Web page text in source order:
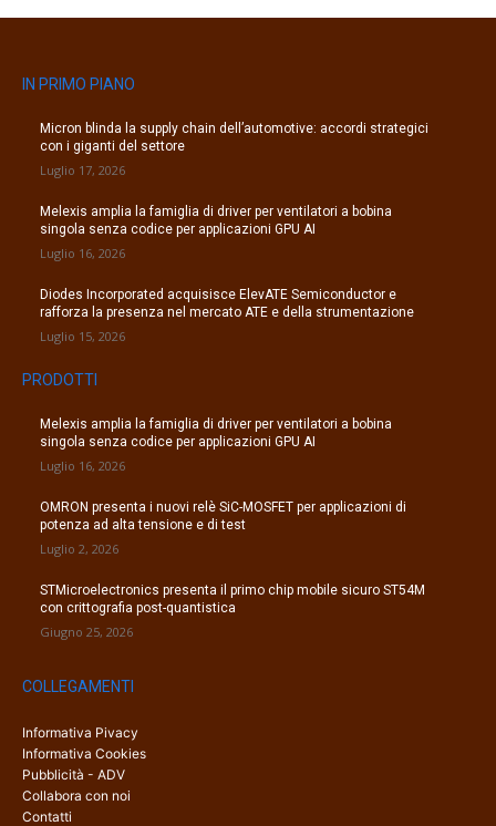
IN PRIMO PIANO
Micron blinda la supply chain dell’automotive: accordi strategici
con i giganti del settore
Luglio 17, 2026
Melexis amplia la famiglia di driver per ventilatori a bobina
singola senza codice per applicazioni GPU AI
Luglio 16, 2026
Diodes Incorporated acquisisce ElevATE Semiconductor e
rafforza la presenza nel mercato ATE e della strumentazione
Luglio 15, 2026
PRODOTTI
Melexis amplia la famiglia di driver per ventilatori a bobina
singola senza codice per applicazioni GPU AI
Luglio 16, 2026
OMRON presenta i nuovi relè SiC-MOSFET per applicazioni di
potenza ad alta tensione e di test
Luglio 2, 2026
STMicroelectronics presenta il primo chip mobile sicuro ST54M
con crittografia post-quantistica
Giugno 25, 2026
COLLEGAMENTI
Informativa Pivacy
Informativa Cookies
Pubblicità - ADV
Collabora con noi
Contatti